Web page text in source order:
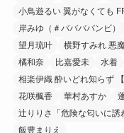
小鳥遊るい 翼がなくても
岸みゆ（＃ババババンビ）
望月琉叶
横野すみれ 悪
橘和奈
比嘉愛未 水着
相楽伊織 酔いどれ知らず
花咲楓香
華村あすか
辻りりさ「危険な匂いに
飯豊まりえ